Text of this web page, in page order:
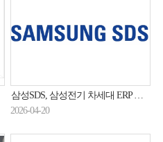
삼성SDS, 삼성전기 차세대 ERP 구축 완료
2026-04-20